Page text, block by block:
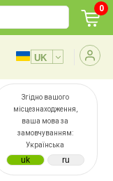
Згідно вашого
місцезнаходження,
ваша мова за
замовчуванням:
Українська
0